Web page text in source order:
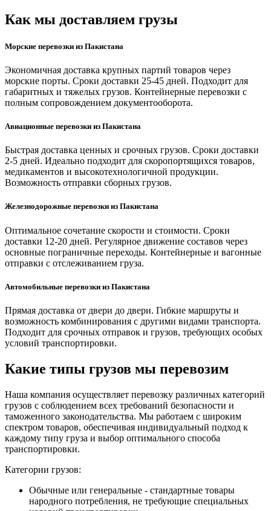
Как мы доставляем грузы
Морские перевозки из Пакистана
Экономичная доставка крупных партий товаров через
морские порты. Сроки доставки 25-45 дней. Подходит для
габаритных и тяжелых грузов. Контейнерные перевозки с
полным сопровождением документооборота.
Авиационные перевозки из Пакистана
Быстрая доставка ценных и срочных грузов. Сроки доставки
2-5 дней. Идеально подходит для скоропортящихся товаров,
медикаментов и высокотехнологичной продукции.
Возможность отправки сборных грузов.
Железнодорожные перевозки из Пакистана
Оптимальное сочетание скорости и стоимости. Сроки
доставки 12-20 дней. Регулярное движение составов через
основные пограничные переходы. Контейнерные и вагонные
отправки с отслеживанием груза.
Автомобильные перевозки из Пакистана
Прямая доставка от двери до двери. Гибкие маршруты и
возможность комбинирования с другими видами транспорта.
Подходит для срочных отправок и грузов, требующих особых
условий транспортировки.
Какие типы грузов мы перевозим
Наша компания осуществляет перевозку различных категорий
грузов с соблюдением всех требований безопасности и
таможенного законодательства. Мы работаем с широким
спектром товаров, обеспечивая индивидуальный подход к
каждому типу груза и выбор оптимального способа
транспортировки.
Категории грузов:
Обычные или генеральные - стандартные товары
народного потребления, не требующие специальных